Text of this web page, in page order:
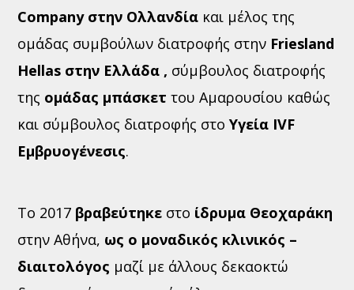
Company στην Ολλανδία και μέλος της
ομάδας συμβούλων διατροφής στην Friesland
Hellas στην Ελλάδα , σύμβουλος διατροφής
της ομάδας μπάσκετ του Αμαρουσίου καθώς
και σύμβουλος διατροφής στοΥγεία IVF
Εμβρυογένεσις.
Το 2017 βραβεύτηκε στο ίδρυμα Θεοχαράκη
στην Αθήνα, ως ο μοναδικός κλινικός –
διαιτολόγος μαζί με άλλους δεκαοκτώ